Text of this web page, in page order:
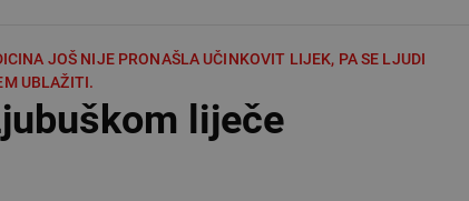
JOŠ NIJE PRONAŠLA UČINKOVIT LIJEK, PA SE LJUDI
UBLAŽITI.
liječe